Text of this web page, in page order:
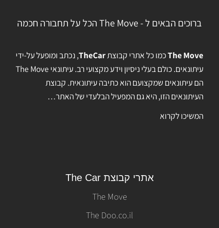
ברוכים הבאים ל - The Move הכל על תחבורה חכמה
The Moveכמו כל אתרי קבוצתTheCar, נכתב ומופעל על-ידי
עיתונאים. כולם בעלי ניסיון וידע מקצועי רב. עיתונאי The Move
הם עיתונאים שמקצועם הוא כתיבה עיתונאית. קבוצת
העיתונאים הזו, היא גם המפעיל הבלעדי של האתר…
המשיכו לקרוא
אתרי קבוצת The Car
The Move
The Doo.co.il